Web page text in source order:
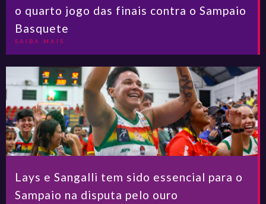
o quarto jogo das finais contra o Sampaio
Basquete
SAIBA MAIS
Lays e Sangalli tem sido essencial para o
Sampaio na disputa pelo ouro